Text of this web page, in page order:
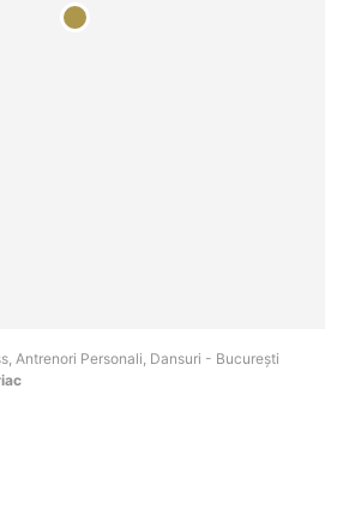
Antrenori Personali, Dansuri - Bucureşti